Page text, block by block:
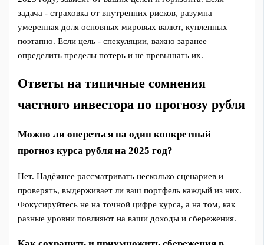
задача - страховка от внутренних рисков, разумна
умеренная доля основных мировых валют, купленных
поэтапно. Если цель - спекуляции, важно заранее
определить пределы потерь и не превышать их.
Ответы на типичные сомнения
частного инвестора по прогнозу рубля
Можно ли опереться на один конкретный
прогноз курса рубля на 2025 год?
Нет. Надёжнее рассматривать несколько сценариев и
проверять, выдерживает ли ваш портфель каждый из них.
Фокусируйтесь не на точной цифре курса, а на том, как
разные уровни повлияют на ваши доходы и сбережения.